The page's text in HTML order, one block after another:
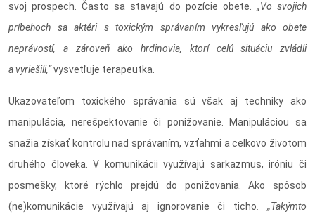
svoj prospech. Často sa stavajú do pozície obete. „Vo svojich
príbehoch sa aktéri s toxickým správaním vykresľujú ako obete
neprávostí, a zároveň ako hrdinovia, ktorí celú situáciu zvládli
a vyriešili,“vysvetľuje terapeutka.
Ukazovateľom toxického správania sú však aj techniky ako
manipulácia, nerešpektovanie či ponižovanie. Manipuláciou sa
snažia získať kontrolu nad správaním, vzťahmi a celkovo životom
druhého človeka. V komunikácii využívajú sarkazmus, iróniu či
posmešky, ktoré rýchlo prejdú do ponižovania. Ako spôsob
(ne)komunikácie využívajú aj ignorovanie či ticho . „Takýmto